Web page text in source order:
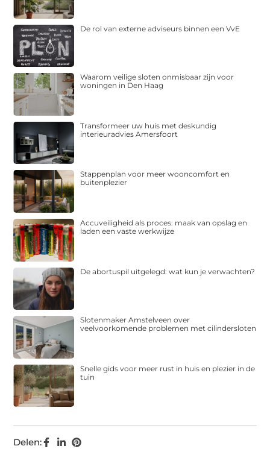
Delen:
De rol van externe adviseurs binnen een VvE
Waarom veilige sloten onmisbaar zijn voor
woningen in Den Haag
Transformeer uw huis met deskundig
interieuradvies Amersfoort
Stappenplan voor meer wooncomfort en
buitenplezier
Accuveiligheid als proces: maak van opslag en
laden een vaste werkwijze
De abortuspil uitgelegd: wat kun je verwachten?
Slotenmaker Amstelveen over
veelvoorkomende problemen met cilindersloten
Snelle gids voor meer rust in huis en plezier in de
tuin